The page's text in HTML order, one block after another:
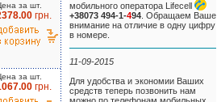
за шт.
грн.
за шт.
грн.
мобильного оператора Lifecell
+38073 494-1-494 . Обращаем Ваше
внимание на отличие в одну цифру
в номере.
11-09-2015
Для удобства и экономии Ваших
средств теперь позвонить нам